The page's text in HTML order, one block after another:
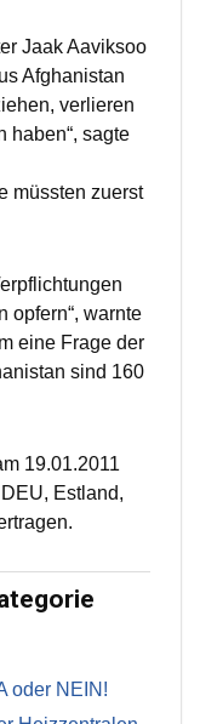
Jaak Aaviksoo
Afghanistan
verlieren
haben“, sagte
müssten zuerst
opfern“, warnte
eine Frage der
sind 160
19.01.2011
Estland,
oder NEIN!